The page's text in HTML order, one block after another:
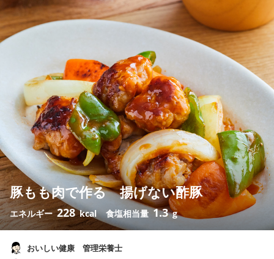
豚もも肉で作る 揚げない酢豚
エネルギー 228 kcal 食塩相当量 1.3 g
おいしい健康 管理栄養士